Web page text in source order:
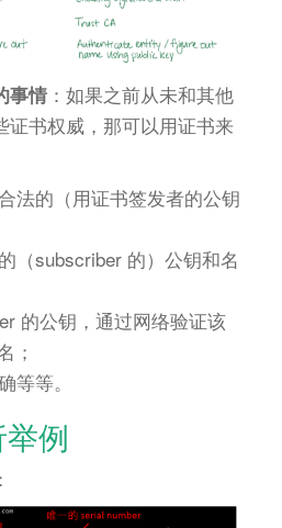
事情 ：如果之前从未和其他
证书权威，那可以用证书来
法的（用证书签发者的公钥
（subscriber 的）公钥和名
的公钥，通过网络验证该
；
等等。
例